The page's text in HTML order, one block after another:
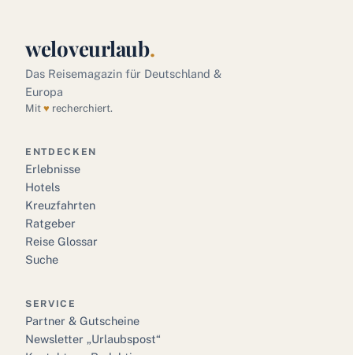
weloveurlaub.
Das Reisemagazin für Deutschland &
Europa
Mit ♥ recherchiert.
ENTDECKEN
Erlebnisse
Hotels
Kreuzfahrten
Ratgeber
Reise Glossar
Suche
SERVICE
Partner & Gutscheine
Newsletter „Urlaubspost“